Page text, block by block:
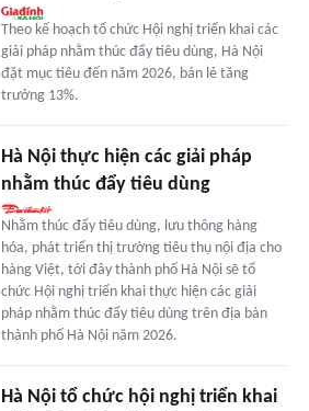
Theo kế hoạch tổ chức Hội nghị triển khai các
giải pháp nhằm thúc đẩy tiêu dùng, Hà Nội
đặt mục tiêu đến năm 2026, bán lẻ tăng
trưởng 13%.
Hà Nội thực hiện các giải pháp
nhằm thúc đẩy tiêu dùng
Nhằm thúc đẩy tiêu dùng, lưu thông hàng
hóa, phát triển thị trường tiêu thụ nội địa cho
hàng Việt, tới đây thành phố Hà Nội sẽ tổ
chức Hội nghị triển khai thực hiện các giải
pháp nhằm thúc đẩy tiêu dùng trên địa bàn
thành phố Hà Nội năm 2026.
Hà Nội tổ chức hội nghị triển khai